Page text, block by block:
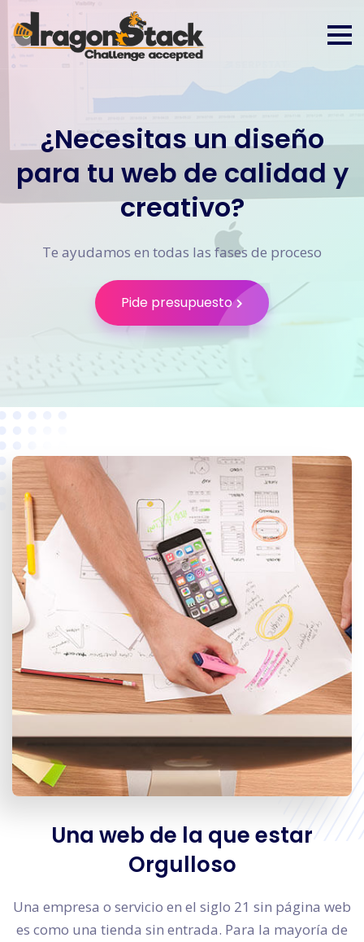
¿Necesitas un diseño
para tu web de calidad y
creativo?
Te ayudamos en todas las fases de proceso
Pide presupuesto
Una web de la que estar
Orgulloso
Una empresa o servicio en el siglo 21 sin página web
es como una tienda sin entrada. Para la mayoría de